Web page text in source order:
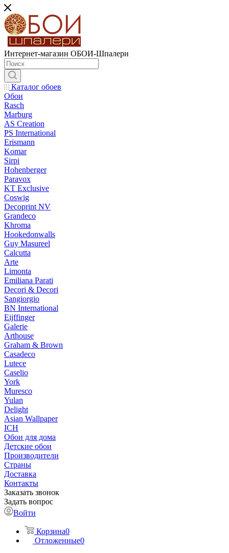
Интернет-магазин ОБОИ-Шпалери
Каталог обоев
Обои
Rasch
Marburg
AS Creation
PS International
Erismann
Komar
Sirpi
Hohenberger
Paravox
KT Exclusive
Coswig
Decoprint NV
Grandeco
Khroma
Hookedonwalls
Guy Masureel
Calcutta
Arte
Limonta
Emiliana Parati
Decori & Decori
Sangiorgio
BN International
Eijffinger
Galerie
Arthouse
Graham & Brown
Casadeco
Lutece
Caselio
York
Muresco
Yulan
Delight
Asian Wallpaper
ICH
Обои для дома
Детские обои
Производители
Страны
Доставка
Контакты
Заказать звонок
Задать вопрос
Войти
Корзина0
Отложенные0